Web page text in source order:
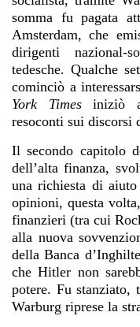
somma fu pagata
Amsterdam, che
dirigenti
tedesche. Qualche
cominciò a
York Times iniziò
resoconti sui discorsi
Il secondo capitolo
dell’alta finanza,
una richiesta di
opinioni, questa
finanzieri (tra cui
alla nuova
della Banca
che Hitler non
potere. Fu stanziato,
Warburg riprese la